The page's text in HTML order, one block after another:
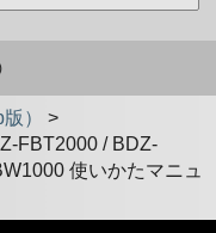
）
>
FBT2000 / BDZ-
使いかたマニュ